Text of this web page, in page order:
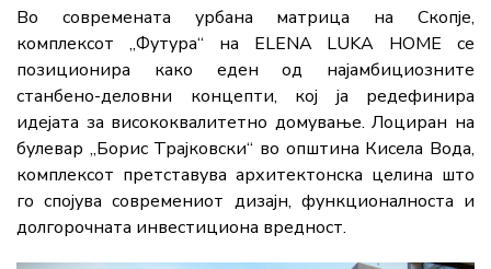
Во современата урбана матрица на Скопје,
комплексот „Футура“ на ELENA LUKA HOME се
позиционира како еден од најамбициозните
станбено-деловни концепти, кој ја редефинира
идејата за висококвалитетно домување. Лоциран на
булевар „Борис Трајковски“ во општина Кисела Вода,
комплексот претставува архитектонска целина што
го спојува современиот дизајн, функционалноста и
долгорочната инвестициона вредност.